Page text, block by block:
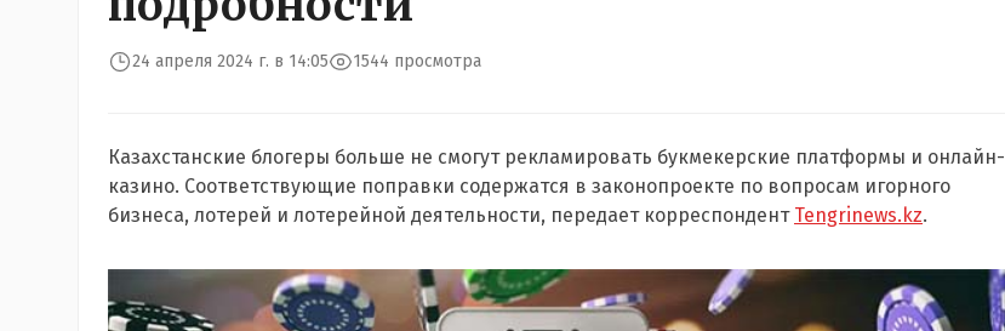
24 апреля 2024 г. в 14:05 1544 просмотра
Казахстанские блогеры больше не смогут рекламировать букмекерские платформы и онлайн-
казино. Соответствующие поправки содержатся в законопроекте по вопросам игорного
бизнеса, лотерей и лотерейной деятельности, передает корреспондент Tengrinews.kz.